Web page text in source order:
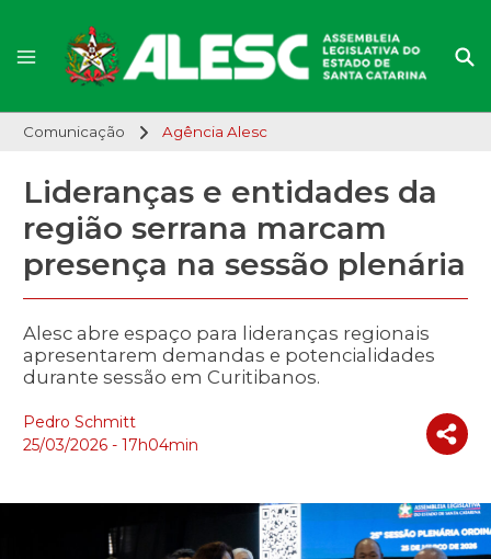
Comunicação Agência Alesc
Lideranças e entidades da
região serrana marcam
presença na sessão plenária
Alesc abre espaço para lideranças regionais
apresentarem demandas e potencialidades
durante sessão em Curitibanos.
Pedro Schmitt
25/03/2026 - 17h04min